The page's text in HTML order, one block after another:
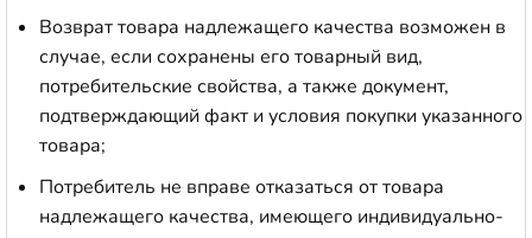
Возврат товара надлежащего качества возможен в
случае, если сохранены его товарный вид,
потребительские свойства, а также документ,
подтверждающий факт и условия покупки указанного
товара;
Потребитель не вправе отказаться от товара
надлежащего качества, имеющего индивидуально-